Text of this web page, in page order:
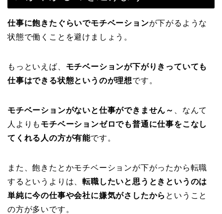
仕事に飽きたぐらいでモチベーションが下がるような
状態で働くことを避けましょう。
もっといえば、 モチベーションが下がりきっていても
仕事はできる状態というのが理想です。
モチベーションがないと仕事ができません～
、なんて
人よりも モチベーションゼロでも普通に仕事をこなし
てくれる人の方が有能です。
また、飽きたとかモチベーションが下がったから転職
するというよりは、転職したいと思うときというのは
単純に今の仕事や会社に嫌気がさしたから ということ
の方が多いです。